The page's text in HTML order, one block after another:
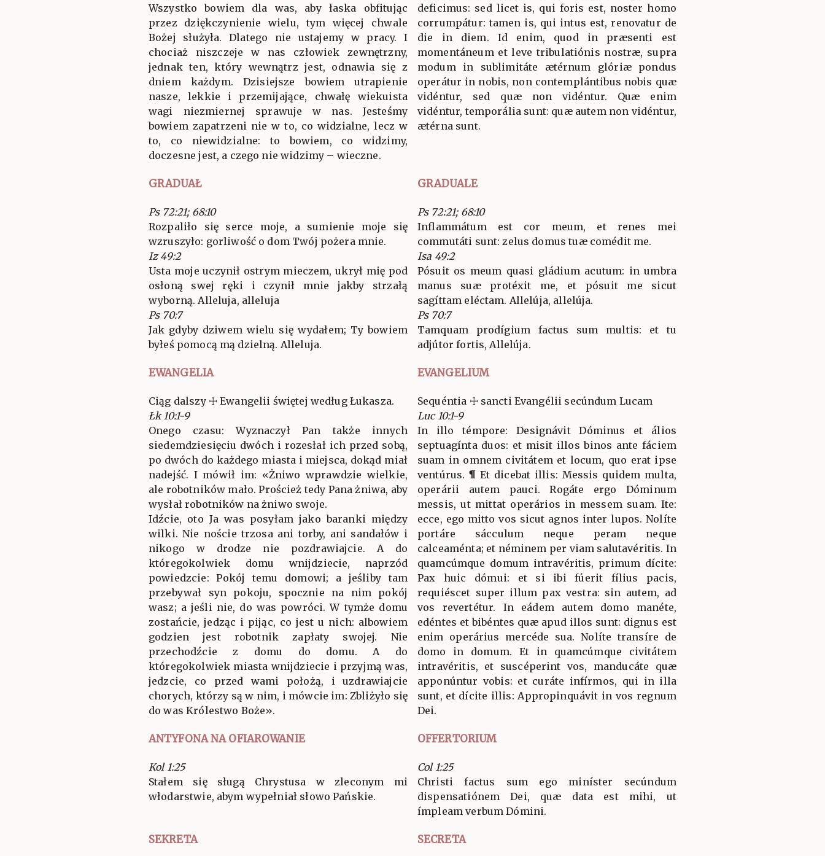
Wszystko bowiem dla was, aby łaska obfitując
przez dziękczynienie wielu, tym więcej chwale
Bożej służyła. Dlatego nie ustajemy w pracy. I
chociaż niszczeje w nas człowiek zewnętrzny,
jednak ten, który wewnątrz jest, odnawia się z
dniem każdym. Dzisiejsze bowiem utrapienie
nasze, lekkie i przemijające, chwałę wiekuista
wagi niezmiernej sprawuje w nas. Jesteśmy
bowiem zapatrzeni nie w to, co widzialne, lecz w
to, co niewidzialne: to bowiem, co widzimy,
doczesne jest, a czego nie widzimy – wieczne.
deficimus: sed licet is, qui foris est, noster homo
corrumpátur: tamen is, qui intus est, renovatur de
die in diem. Id enim, quod in præsenti est
momentáneum et leve tribulatiónis nostræ, supra
modum in sublimitáte ætérnum glóriæ pondus
operátur in nobis, non contemplántibus nobis quæ
vidéntur, sed quæ non vidéntur. Quæ enim
vidéntur, temporália sunt: quæ autem non vidéntur,
ætérna sunt.
GRADUAŁ GRADUALE
Ps 72:21; 68:10
Rozpaliło się serce moje, a sumienie moje się
wzruszyło: gorliwość o dom Twój pożera mnie.
Iz 49:2
Usta moje uczynił ostrym mieczem, ukrył mię pod
osłoną swej ręki i czynił mnie jakby strzałą
wyborną. Alleluja, alleluja
Ps 70:7
Jak gdyby dziwem wielu się wydałem; Ty bowiem
byłeś pomocą mą dzielną. Alleluja.
Ps 72:21; 68:10
Inflammátum est cor meum, et renes mei
commutáti sunt: zelus domus tuæ comédit me.
Isa 49:2
Pósuit os meum quasi gládium acutum: in umbra
manus suæ protéxit me, et pósuit me sicut
sagíttam eléctam. Allelúja, allelúja.
Ps 70:7
Tamquam prodígium factus sum multis: et tu
adjútor fortis, Allelúja.
EWANGELIA EVANGELIUM
Ciąg dalszy ☩ Ewangelii świętej według Łukasza.
Łk 10:1-9
Onego czasu: Wyznaczył Pan także innych
siedemdziesięciu dwóch i rozesłał ich przed sobą,
po dwóch do każdego miasta i miejsca, dokąd miał
nadejść. I mówił im: «Żniwo wprawdzie wielkie,
ale robotników mało. Proścież tedy Pana żniwa, aby
wysłał robotników na żniwo swoje.
Idźcie, oto Ja was posyłam jako baranki między
wilki. Nie noście trzosa ani torby, ani sandałów i
nikogo w drodze nie pozdrawiajcie. A do
któregokolwiek domu wnijdziecie, naprzód
powiedzcie: Pokój temu domowi; a jeśliby tam
przebywał syn pokoju, spocznie na nim pokój
wasz; a jeśli nie, do was powróci. W tymże domu
zostańcie, jedząc i pijąc, co jest u nich: albowiem
godzien jest robotnik zapłaty swojej. Nie
przechodźcie z domu do domu. A do
któregokolwiek miasta wnijdziecie i przyjmą was,
jedzcie, co przed wami położą, i uzdrawiajcie
chorych, którzy są w nim, i mówcie im: Zbliżyło się
do was Królestwo Boże».
Sequéntia ☩ sancti Evangélii secúndum Lucam
Luc 10:1-9
In illo témpore: Designávit Dóminus et álios
septuagínta duos: et misit illos binos ante fáciem
suam in omnem civitátem et locum, quo erat ipse
ventúrus. ¶ Et dicebat illis: Messis quidem multa,
operárii autem pauci. Rogáte ergo Dóminum
messis, ut mittat operários in messem suam. Ite:
ecce, ego mitto vos sicut agnos inter lupos. Nolíte
portáre sácculum neque peram neque
calceaménta; et néminem per viam salutavéritis. In
quamcúmque domum intravéritis, primum dícite:
Pax huic dómui: et si ibi fúerit fílius pacis,
requiéscet super illum pax vestra: sin autem, ad
vos revertétur. In eádem autem domo manéte,
edéntes et bibéntes quæ apud illos sunt: dignus est
enim operárius mercéde sua. Nolíte transíre de
domo in domum. Et in quamcúmque civitátem
intravéritis, et suscéperint vos, manducáte quæ
apponúntur vobis: et curáte infírmos, qui in illa
sunt, et dícite illis: Appropinquávit in vos regnum
Dei.
ANTYFONA NA OFIAROWANIE OFFERTORIUM
Kol 1:25
Stałem się sługą Chrystusa w zleconym mi
włodarstwie, abym wypełniał słowo Pańskie.
Col 1:25
Christi factus sum ego miníster secúndum
dispensatiónem Dei, quæ data est mihi, ut
ímpleam verbum Dómini.
SEKRETA SECRETA